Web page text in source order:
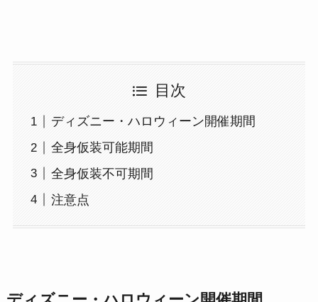
目次
ディズニー・ハロウィーン開催期間
全身仮装可能期間
全身仮装不可期間
注意点